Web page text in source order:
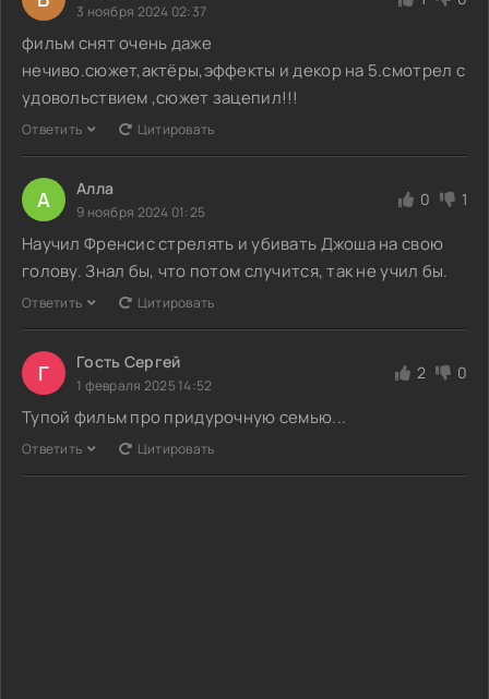
3 ноября 2024 02:37
фильм снят очень даже
нечиво.сюжет,актёры,эффекты и декор на 5.смотрел с
удовольствием ,сюжет зацепил!!!
Ответить Цитировать
А Алла
9 ноября 2024 01:25
0 1
Научил Френсис стрелять и убивать Джоша на свою
голову. Знал бы, что потом случится, так не учил бы.
Ответить Цитировать
Г Гость Сергей
1 февраля 2025 14:52
2 0
Тупой фильм про придурочную семью...
Ответить Цитировать